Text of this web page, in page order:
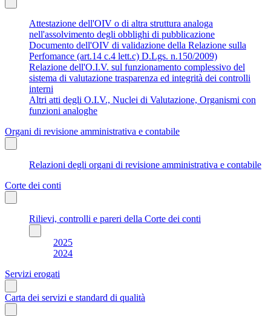
Attestazione dell'OIV o di altra struttura analoga
nell'assolvimento degli obblighi di pubblicazione
Documento dell'OIV di validazione della Relazione sulla
Perfomance (art.14 c.4 lett.c) D.Lgs. n.150/2009)
Relazione dell'O.I.V. sul funzionamento complessivo del
sistema di valutazione trasparenza ed integrità dei controlli
interni
Altri atti degli O.I.V., Nuclei di Valutazione, Organismi con
funzioni analoghe
Organi di revisione amministrativa e contabile
Relazioni degli organi di revisione amministrativa e contabile
Corte dei conti
Rilievi, controlli e pareri della Corte dei conti
2025
2024
Servizi erogati
Carta dei servizi e standard di qualità